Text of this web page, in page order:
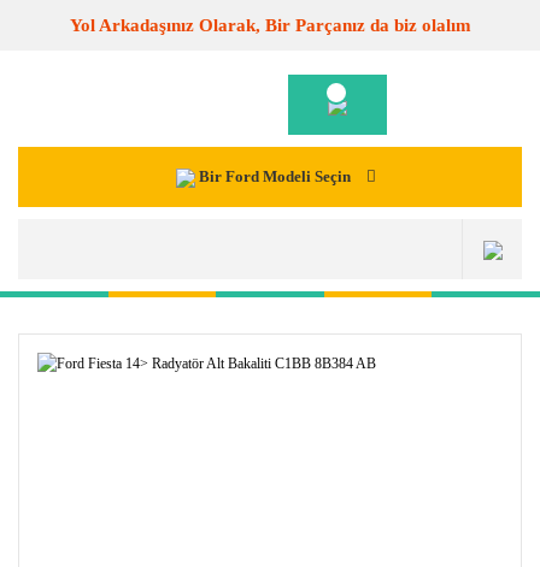
Yol Arkadaşınız Olarak, Bir Parçanız da biz olalım
Bir Ford Modeli Seçin